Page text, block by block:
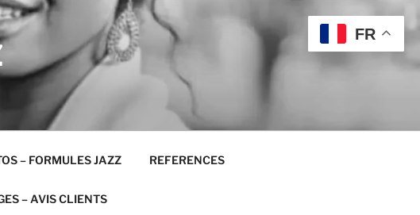
– FORMULES JAZZ REFERENCES
– AVIS CLIENTS
FR